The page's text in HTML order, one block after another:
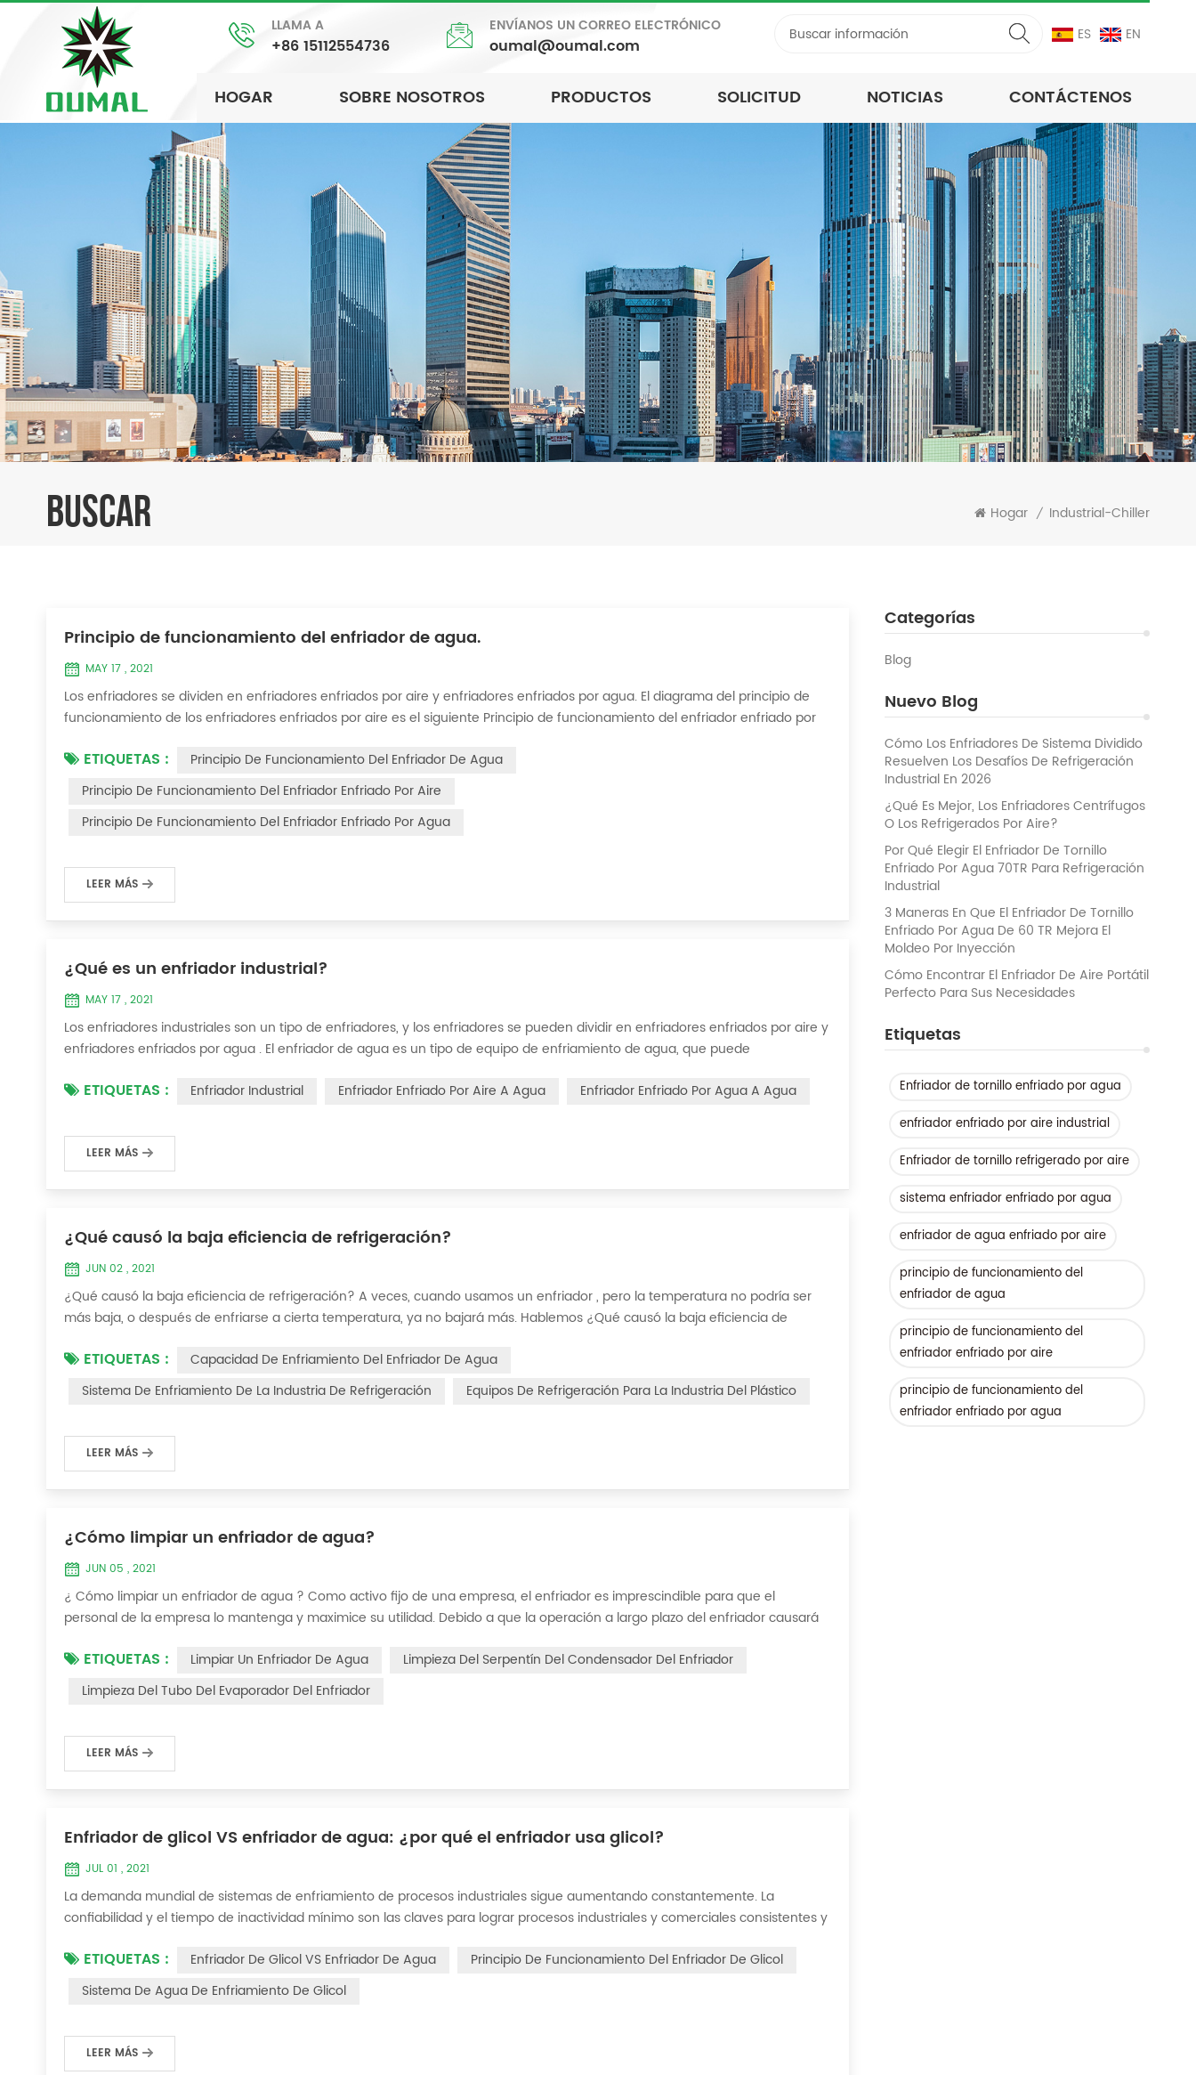
ES EN
LLAMA A
+86 15112554736
ENVÍANOS UN CORREO ELECTRÓNICO
oumal@oumal.com
HOGAR SOBRE NOSOTROS PRODUCTOS SOLICITUD NOTICIAS CONTÁCTENOS
BUSCAR Hogar / Industrial-Chiller
Categorías
Blog
Nuevo Blog
Cómo Los Enfriadores De Sistema Dividido
Resuelven Los Desafíos De Refrigeración
Industrial En 2026
¿Qué Es Mejor, Los Enfriadores Centrífugos
O Los Refrigerados Por Aire?
Por Qué Elegir El Enfriador De Tornillo
Enfriado Por Agua 70TR Para Refrigeración
Industrial
3 Maneras En Que El Enfriador De Tornillo
Enfriado Por Agua De 60 TR Mejora El
Moldeo Por Inyección
Cómo Encontrar El Enfriador De Aire Portátil
Perfecto Para Sus Necesidades
Etiquetas
Enfriador de tornillo enfriado por agua
enfriador enfriado por aire industrial
Enfriador de tornillo refrigerado por aire
sistema enfriador enfriado por agua
enfriador de agua enfriado por aire
principio de funcionamiento del
enfriador de agua
principio de funcionamiento del
enfriador enfriado por aire
principio de funcionamiento del
enfriador enfriado por agua
Principio de funcionamiento del enfriador de agua.
MAY 17 , 2021
Los enfriadores se dividen en enfriadores enfriados por aire y enfriadores enfriados por agua. El diagrama del principio de
funcionamiento de los enfriadores enfriados por aire es el siguiente Principio de funcionamiento del enfriador enfriado por
entre el agua y el refrige...
ETIQUETAS :
Principio De Funcionamiento Del Enfriador De Agua
Principio De Funcionamiento Del Enfriador Enfriado Por Aire
Principio De Funcionamiento Del Enfriador Enfriado Por Agua
LEER MÁS
¿Qué es un enfriador industrial?
MAY 17 , 2021
Los enfriadores industriales son un tipo de enfriadores, y los enfriadores se pueden dividir en enfriadores enfriados por aire y
enfriadores enfriados por agua . El enfriador de agua es un tipo de equipo de enfriamiento de agua, que puede
enfriador es inyectar una cierta canti...
ETIQUETAS : Enfriador Industrial Enfriador Enfriado Por Aire A Agua Enfriador Enfriado Por Agua A Agua
LEER MÁS
¿Qué causó la baja eficiencia de refrigeración?
JUN 02 , 2021
¿Qué causó la baja eficiencia de refrigeración? A veces, cuando usamos un enfriador , pero la temperatura no podría ser
más baja, o después de enfriarse a cierta temperatura, ya no bajará más. Hablemos ¿Qué causó la baja eficiencia de
enfriamiento es insuficiente, la presión...
ETIQUETAS :
Capacidad De Enfriamiento Del Enfriador De Agua
Sistema De Enfriamiento De La Industria De Refrigeración
Equipos De Refrigeración Para La Industria Del Plástico
LEER MÁS
¿Cómo limpiar un enfriador de agua?
JUN 05 , 2021
¿ Cómo limpiar un enfriador de agua ? Como activo fijo de una empresa, el enfriador es imprescindible para que el
personal de la empresa lo mantenga y maximice su utilidad. Debido a que la operación a largo plazo del enfriador causará
ejemplo, para que su eficiencia de trabaj...
ETIQUETAS : Limpiar Un Enfriador De Agua
Limpieza Del Serpentín Del Condensador Del Enfriador
Limpieza Del Tubo Del Evaporador Del Enfriador
LEER MÁS
Enfriador de glicol VS enfriador de agua: ¿por qué el enfriador usa glicol?
JUL 01 , 2021
La demanda mundial de sistemas de enfriamiento de procesos industriales sigue aumentando constantemente. La
confiabilidad y el tiempo de inactividad mínimo son las claves para lograr procesos industriales y comerciales consistentes y
producción en las industrias de acabado de metales...
ETIQUETAS : Enfriador De Glicol VS Enfriador De Agua
Principio De Funcionamiento Del Enfriador De Glicol
Sistema De Agua De Enfriamiento De Glicol
LEER MÁS